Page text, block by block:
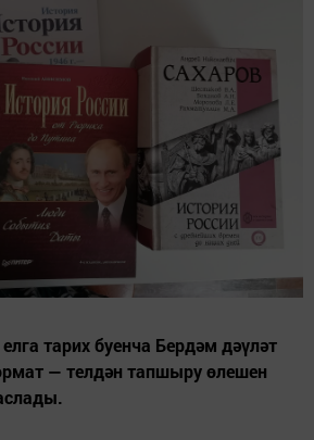
тарих буенча Бердәм дәүләт
— телдән тапшыру өлешен